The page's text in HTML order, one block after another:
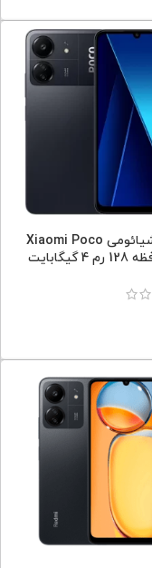
گوشی شیائومی Xiaomi Poco